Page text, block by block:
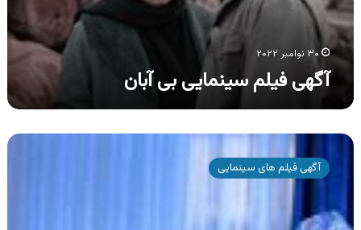
۳۰ نوامبر ۲۰۲۲
آگهی فیلم سینمایی بی آبان
آگهی
سینماییآگهی فیلم های سینمایی